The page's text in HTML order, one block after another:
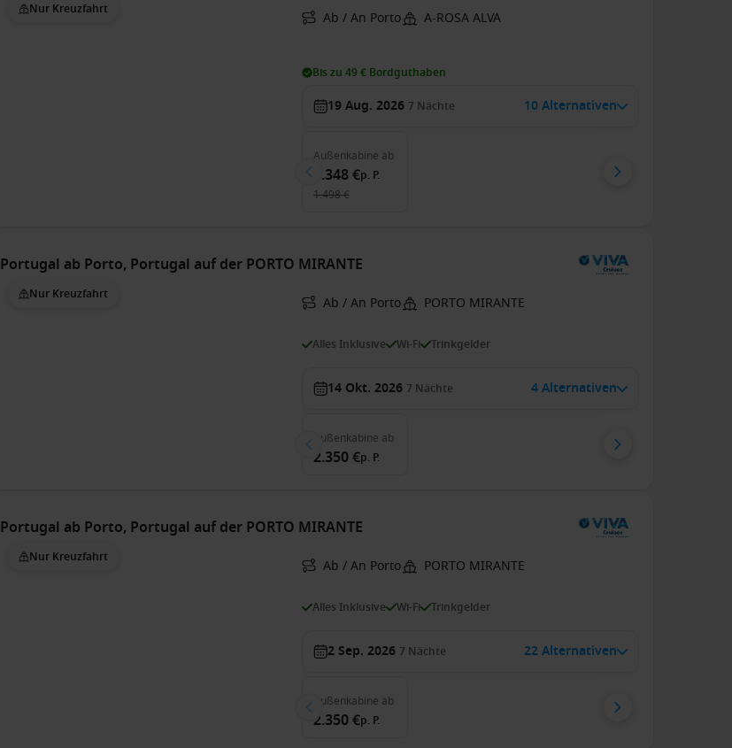
Nur Kreuzfahrt Ab / An Porto A-ROSA ALVA
Bis zu 49 € Bordguthaben
19 Aug. 2026 7 Nächte 10 Alternativen
Außenkabine ab
1.348 €p. P.
1.498 €
Portugal ab Porto, Portugal auf der PORTO MIRANTE
Nur Kreuzfahrt Ab / An Porto PORTO MIRANTE
Alles Inklusive Wi-Fi Trinkgelder
14 Okt. 2026 7 Nächte 4 Alternativen
Außenkabine ab
2.350 €p. P.
Portugal ab Porto, Portugal auf der PORTO MIRANTE
Nur Kreuzfahrt Ab / An Porto PORTO MIRANTE
Alles Inklusive Wi-Fi Trinkgelder
2 Sep. 2026 7 Nächte 22 Alternativen
Außenkabine ab
2.350 €p. P.